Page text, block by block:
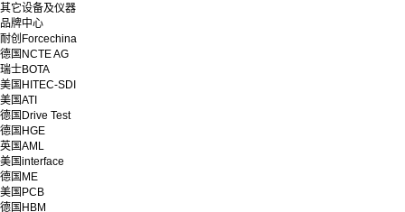
其它设备及仪器
品牌中心
耐创Forcechina
德国NCTE AG
瑞士BOTA
美国HITEC-SDI
美国ATI
德国Drive Test
德国HGE
英国AML
美国interface
德国ME
美国PCB
德国HBM